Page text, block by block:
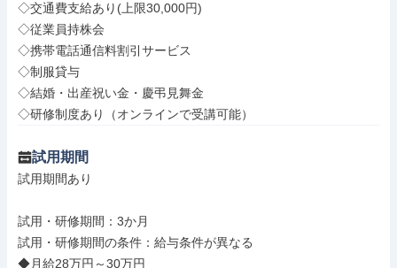
◇交通費支給あり(上限30,000円)
◇従業員持株会
◇携帯電話通信料割引サービス
◇制服貸与
◇結婚・出産祝い金・慶弔見舞金
◇研修制度あり（オンラインで受講可能）
試用期間
試用期間あり
試用・研修期間：3か月
試用・研修期間の条件：給与条件が異なる
◆月給28万円～30万円